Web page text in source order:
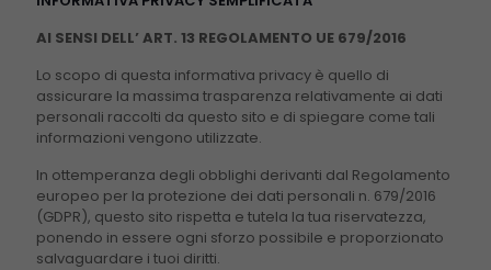
AI SENSI DELL’ ART. 13 REGOLAMENTO UE 679/2016
Lo scopo di questa informativa privacy è quello di
assicurare la massima trasparenza relativamente ai dati
personali raccolti da questo sito e di spiegare come tali
informazioni vengono utilizzate.
In ottemperanza degli obblighi derivanti dal Regolamento
europeo per la protezione dei dati personali n. 679/2016
(GDPR), questo sito rispetta e tutela la tua riservatezza,
ponendo in essere ogni sforzo possibile e proporzionato
salvaguardare i tuoi diritti.